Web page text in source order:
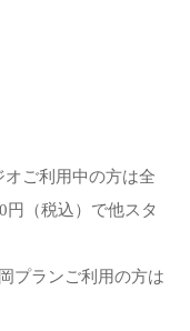
ご利用中の方は全
円（税込）で他スタ
プランご利用の方は